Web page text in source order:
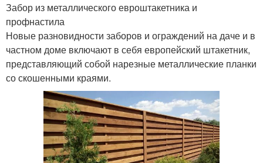
Забор из металлического евроштакетника и
профнастила
Новые разновидности заборов и ограждений на даче и в
частном доме включают в себя европейский штакетник,
представляющий собой нарезные металлические планки
со скошенными краями.